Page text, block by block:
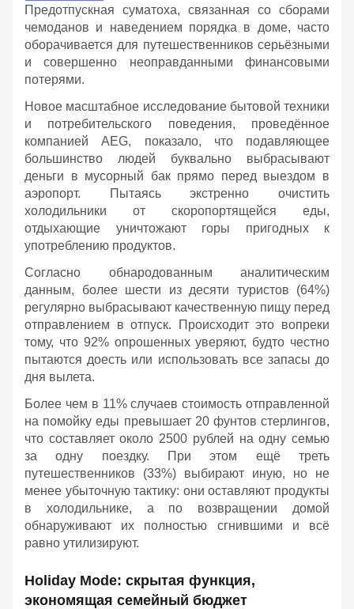
Предотпускная суматоха, связанная со сборами
чемоданов и наведением порядка в доме, часто
оборачивается для путешественников серьёзными
и совершенно неоправданными финансовыми
потерями.
Новое масштабное исследование бытовой техники
и потребительского поведения, проведённое
компанией AEG, показало, что подавляющее
большинство людей буквально выбрасывают
деньги в мусорный бак прямо перед выездом в
аэропорт. Пытаясь экстренно очистить
холодильники от скоропортящейся еды,
отдыхающие уничтожают горы пригодных к
употреблению продуктов.
Согласно обнародованным аналитическим
данным, более шести из десяти туристов (64%)
регулярно выбрасывают качественную пищу перед
отправлением в отпуск. Происходит это вопреки
тому, что 92% опрошенных уверяют, будто честно
пытаются доесть или использовать все запасы до
дня вылета.
Более чем в 11% случаев стоимость отправленной
на помойку еды превышает 20 фунтов стерлингов,
что составляет около 2500 рублей на одну семью
за одну поездку. При этом ещё треть
путешественников (33%) выбирают иную, но не
менее убыточную тактику: они оставляют продукты
в холодильнике, а по возвращении домой
обнаруживают их полностью сгнившими и всё
равно утилизируют.
Holiday Mode: скрытая функция,
экономящая семейный бюджет